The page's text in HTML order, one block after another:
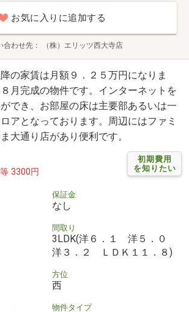
お気に入りに追加する
合わせ先 （株）エリッツ西大寺店
の家賃は月額９．２５万円になりま
月完成の物件です。インターネットを
でき、お部屋の床は主要部あるいは一
アとなっております。周辺にはファミ
大通り店があり便利です。
初期費用
を知りたい
3300円
保証金
なし
間取り
3LDK(洋６．１ 洋５．０
洋３．２ ＬＤＫ１１．８)
方位
西
物件タイプ